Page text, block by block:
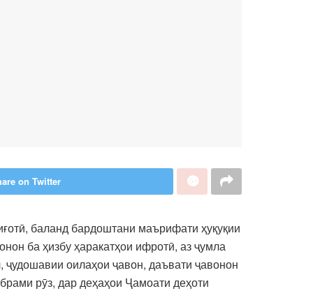
on Twitter
баланд бардоштани маърифати ҳуқуқии
ба ҳизбу ҳаракатҳои ифротӣ, аз ҷумла
оилаҳои ҷавон, даъвати ҷавонон
рӯз, дар деҳаҳои Ҷамоати деҳоти